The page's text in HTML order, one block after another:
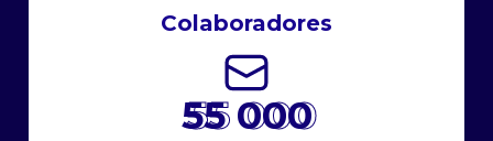
Colaboradores
55 000